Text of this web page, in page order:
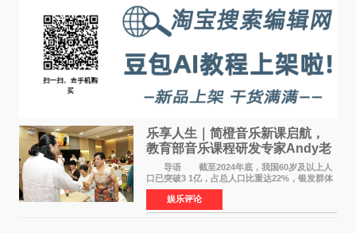
乐享人生｜简橙音乐新课启航，
教育部音乐课程研发专家Andy老
师重磅入驻领航银龄琴声
导语 截至2024年底，我国60岁及以上人
口已突破3 1亿，占总人口比重达22%，银发群体
的精神文化需求日益凸显。2024年1月，国务院办
公厅印发《关于发展银发经济增进老年人福祉的
意见》——这是
娱乐评论